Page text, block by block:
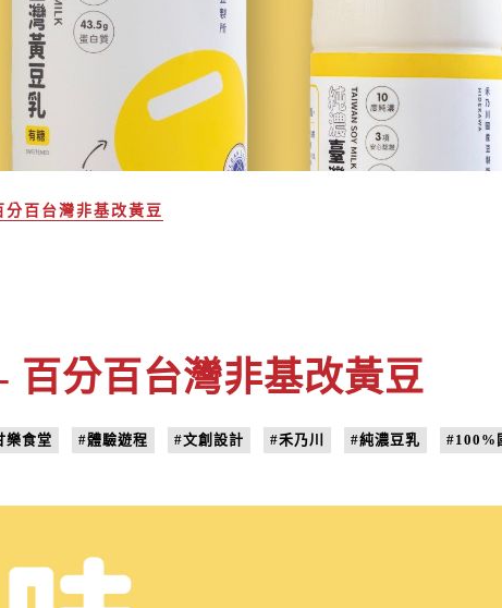
百台灣非基改黃豆
百分百台灣非基改黃豆
樂食堂 #體驗遊程 #文創設計 #禾乃川 #純濃豆乳 #100%